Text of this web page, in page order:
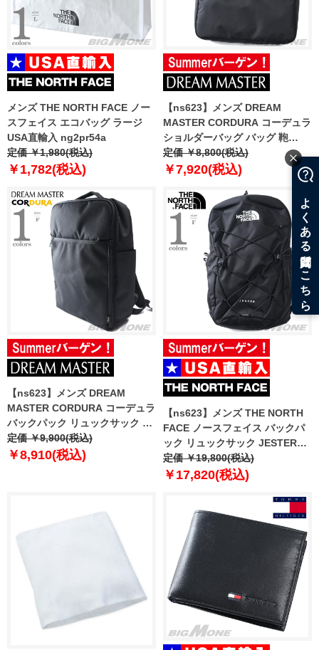
メンズ THE NORTH FACE ノー
スフェイス エコバッグ ラージ
USA直輸入 ng2pr54a
定価 ￥1,980(税込)
￥1,782(税込)
【ns623】メンズ DREAM
MASTER CORDURA コーデュラ
ショルダーバッグ バッグ 鞄
dmb-001
定価 ￥8,800(税込)
￥7,920(税込)
【ns623】メンズ DREAM
MASTER CORDURA コーデュラ
バックパック リュックサック バ
ッグ 鞄 dmb-002
定価 ￥9,900(税込)
￥8,910(税込)
【ns623】メンズ THE NORTH
FACE ノースフェイス バックパ
ック リュックサック JESTER
USA直輸入 nf0a3vxf-jk3
定価 ￥19,800(税込)
￥17,820(税込)